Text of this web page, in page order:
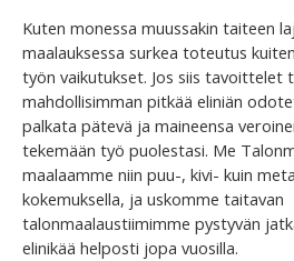
Kuten monessa muussakin taiteen
maalauksessa surkea toteutus
työn vaikutukset. Jos siis tavoittelet
mahdollisimman pitkää eliniän
palkata pätevä ja maineensa
tekemään työ puolestasi. Me
maalaamme niin puu-, kivi- kuin
kokemuksella, ja uskomme taitavan
talonmaalaustiimimme pystyvän
elinikää helposti jopa vuosilla.